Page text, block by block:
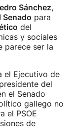
Sánchez,
Senado para
del
y sociales
parece ser la
el Ejecutivo de
del
el Senado
gallego no
el PSOE
de